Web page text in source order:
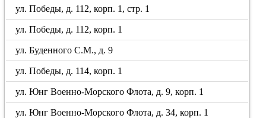
ул. Победы, д. 112, корп. 1, стр. 1
ул. Победы, д. 112, корп. 1
ул. Буденного С.М., д. 9
ул. Победы, д. 114, корп. 1
ул. Юнг Военно-Морского Флота, д. 9, корп. 1
ул. Юнг Военно-Морского Флота, д. 34, корп. 1